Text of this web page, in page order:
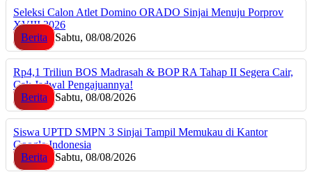
Seleksi Calon Atlet Domino ORADO Sinjai Menuju Porprov
XVIII 2026
Berita
Sabtu, 08/08/2026
Rp4,1 Triliun BOS Madrasah & BOP RA Tahap II Segera Cair,
Cek Jadwal Pengajuannya!
Berita
Sabtu, 08/08/2026
Siswa UPTD SMPN 3 Sinjai Tampil Memukau di Kantor
Google Indonesia
Berita
Sabtu, 08/08/2026